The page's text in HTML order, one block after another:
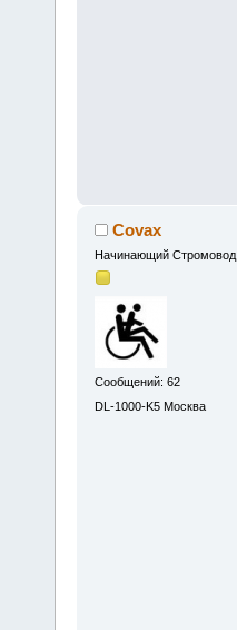
Covax
Начинающий Стромовод
Сообщений: 62
DL-1000-K5 Москва